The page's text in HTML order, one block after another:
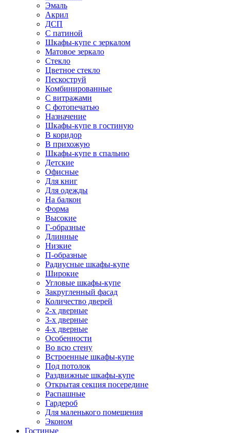
Эмаль
Акрил
ДСП
С патиной
Шкафы-купе с зеркалом
Матовое зеркало
Стекло
Цветное стекло
Пескоструй
Комбинированные
С витражами
С фотопечатью
Назначение
Шкафы-купе в гостиную
В коридор
В прихожую
Шкафы-купе в спальню
Детские
Офисные
Для книг
Для одежды
На балкон
Форма
Высокие
Г-образные
Длинные
Низкие
П-образные
Радиусные шкафы-купе
Широкие
Угловые шкафы-купе
Закругленный фасад
Количество дверей
2-х дверные
3-х дверные
4-х дверные
Особенности
Во всю стену
Встроенные шкафы-купе
Под потолок
Раздвижные шкафы-купе
Открытая секция посередине
Распашные
Гардероб
Для маленького помещения
Эконом
Гостиные